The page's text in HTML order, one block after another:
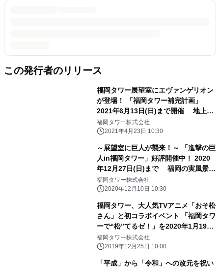
この発行者のリリース
福岡タワー展望室にエヴァンゲリオン
が登場！ 「福岡タワー補完計画」
2021年6月13日(日)まで開催 地上
123mで使徒との決戦！
福岡タワー株式会社
2021年4月23日 10:30
～展望室に巨人が襲来！～ 「進撃の巨
人in福岡タワー」好評開催中！ 2020
年12月27日(日)まで 福岡の実風景と
ともに、進撃の巨人の世界を体感！
福岡タワー株式会社
2020年12月10日 10:30
福岡タワー、大人気TVアニメ「おそ松
さん」と初コラボイベント 「福岡タワ
ーで“松”てるゼ！」を2020年1月19日
まで開催！
福岡タワー株式会社
2019年12月25日 10:00
「平成」から「令和」への改元を祝い